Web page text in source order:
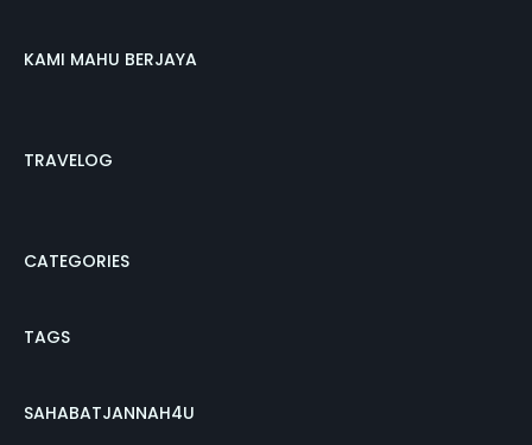
KAMI MAHU BERJAYA
TRAVELOG
CATEGORIES
TAGS
SAHABATJANNAH4U